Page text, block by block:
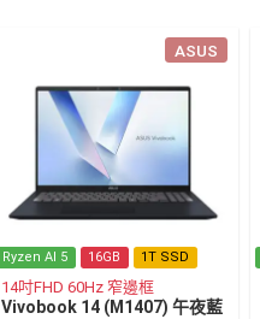
ASUS
Ryzen AI 5 16GB 1T SSD
14吋FHD 60Hz 窄邊框
Vivobook 14 (M1407) 午夜藍